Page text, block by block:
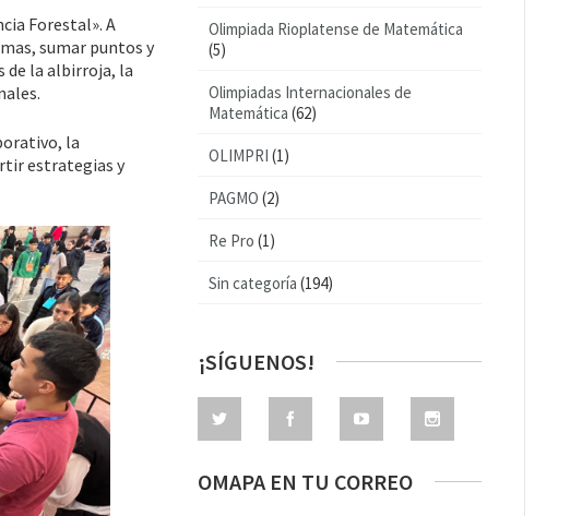
Forestal». A
sumar puntos y
de la albirroja, la
la
estrategias y
Olimpiada Rioplatense de Matemática
(5)
Olimpiadas Internacionales de
Matemática (62)
OLIMPRI (1)
PAGMO (2)
Re Pro (1)
Sin categoría (194)
¡SÍGUENOS!
OMAPA EN TU CORREO